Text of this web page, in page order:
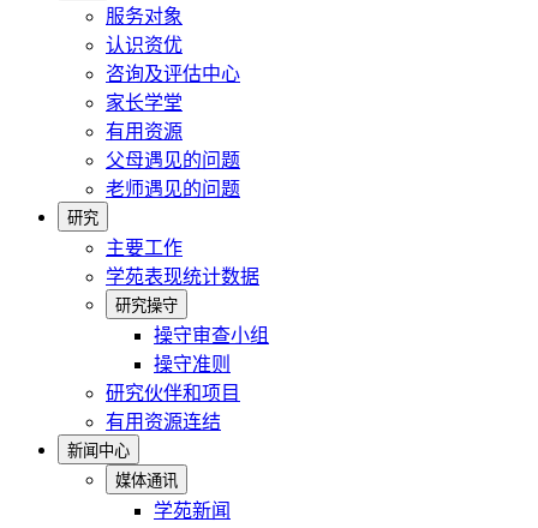
服务对象
认识资优
咨询及评估中心
家长学堂
有用资源
父母遇见的问题
老师遇见的问题
研究
主要工作
学苑表现统计数据
研究操守
操守审查小组
操守准则
研究伙伴和项目
有用资源连结
新闻中心
媒体通讯
学苑新闻